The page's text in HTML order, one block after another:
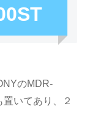
のMDR-
いてあり、２